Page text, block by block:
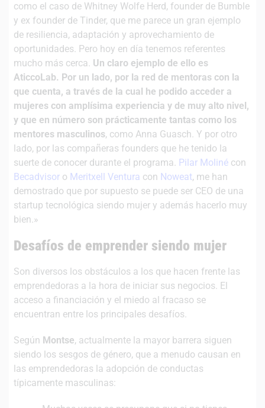
como el caso de Whitney Wolfe Herd, founder de Bumble
y ex founder de Tinder, que me parece un gran ejemplo
de resiliencia, adaptación y aprovechamiento de
oportunidades. Pero hoy en día tenemos referentes
mucho más cerca. Un claro ejemplo de ello es
AticcoLab. Por un lado, por la red de mentoras con la
que cuenta, a través de la cual he podido acceder a
mujeres con amplísima experiencia y de muy alto nivel,
y que en número son prácticamente tantas como los
mentores masculinos, como Anna Guasch. Y por otro
lado, por las compañeras founders que he tenido la
suerte de conocer durante el programa. Pilar Moliné con
Becadvisor o Meritxell Ventura con Noweat, me han
demostrado que por supuesto se puede ser CEO de una
startup tecnológica siendo mujer y además hacerlo muy
bien.»
Desafíos de emprender siendo mujer
Son diversos los obstáculos a los que hacen frente las
emprendedoras a la hora de iniciar sus negocios. El
acceso a financiación y el miedo al fracaso se
encuentran entre los principales desafíos.
Según Montse, actualmente la mayor barrera siguen
siendo los sesgos de género, que a menudo causan en
las emprendedoras la adopción de conductas
típicamente masculinas: